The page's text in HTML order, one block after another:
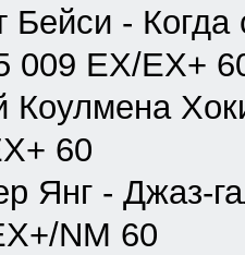
Бейси -
009 EX/EX+
Коулмена
60
Янг - Джаз-
NM 60